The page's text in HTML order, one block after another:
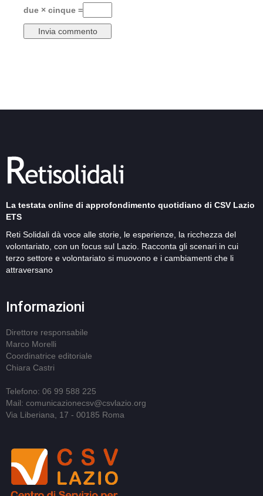
due × cinque =
La testata online di approfondimento quotidiano di CSV Lazio
ETS
Reti Solidali dà voce alle storie, le esperienze, la ricchezza del
volontariato, con un focus sul Lazio. Racconta gli scenari in cui
terzo settore e volontariato si muovono e i cambiamenti che li
attraversano
Informazioni
Direttore responsabile
Marco Morelli
Coordinatrice editoriale
Chiara Castri
Telefono: 06 99 588 225
Mail: comunicazionecsv@csvlazio.org
Via Liberiana, 17 - 00185 Roma